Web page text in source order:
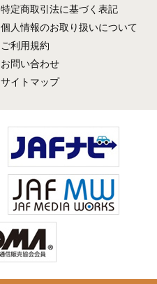
特定商取引法に基づく表記
個人情報のお取り扱いについて
ご利用規約
お問い合わせ
サイトマップ